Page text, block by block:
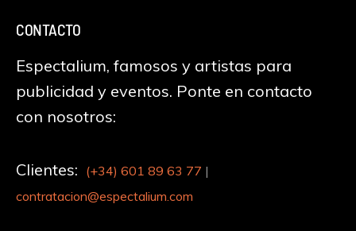
CONTACTO
Espectalium, famosos y artistas para
publicidad y eventos. Ponte en contacto
con nosotros:
Clientes: (+34) 601 89 63 77 |
contratacion@espectalium.com